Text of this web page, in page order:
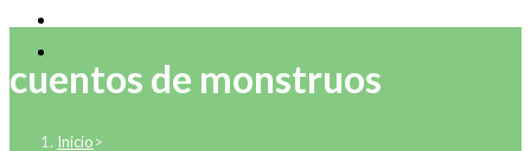
cuentos de monstruos
Inicio>